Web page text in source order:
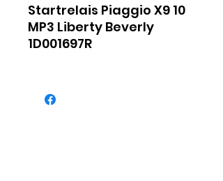
Startrelais Piaggio X9 10
MP3 Liberty Beverly
1D001697R